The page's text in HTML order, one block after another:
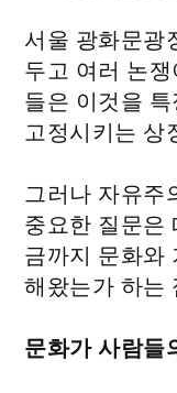
서울 광화문광
두고 여러 논
들은 이것을
고정시키는 상
그러나 자유주
중요한 질문은
금까지 문화와
해왔는가 하는
문화가 사람들